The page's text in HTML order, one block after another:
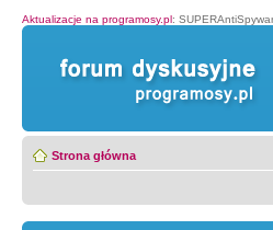
Aktualizacje na programosy.pl:
Strona główna